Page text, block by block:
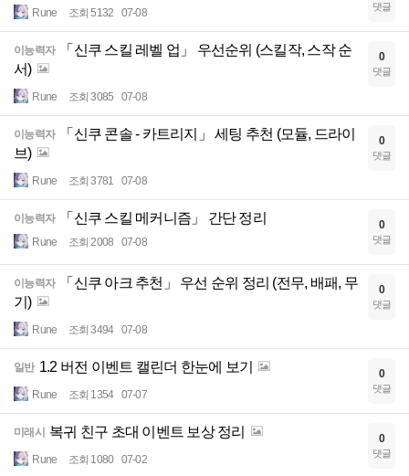
Rune 조회 5132 07-08 댓글
이능력자
「신쿠 스킬 레벨 업」 우선순위 (스킬작, 스작 순
서)
Rune 조회 3085 07-08
0
댓글
이능력자
「신쿠 콘솔 - 카트리지」 세팅 추천 (모듈, 드라이
브)
Rune 조회 3781 07-08
0
댓글
이능력자 「신쿠 스킬 메커니즘」 간단 정리
Rune 조회 2008 07-08
0
댓글
이능력자
「신쿠 아크 추천」 우선 순위 정리 (전무, 배패, 무
기)
Rune 조회 3494 07-08
0
댓글
일반 1.2 버전 이벤트 캘린더 한눈에 보기
Rune 조회 1354 07-07
0
댓글
미래시 복귀 친구 초대 이벤트 보상 정리
Rune 조회 1080 07-02
0
댓글